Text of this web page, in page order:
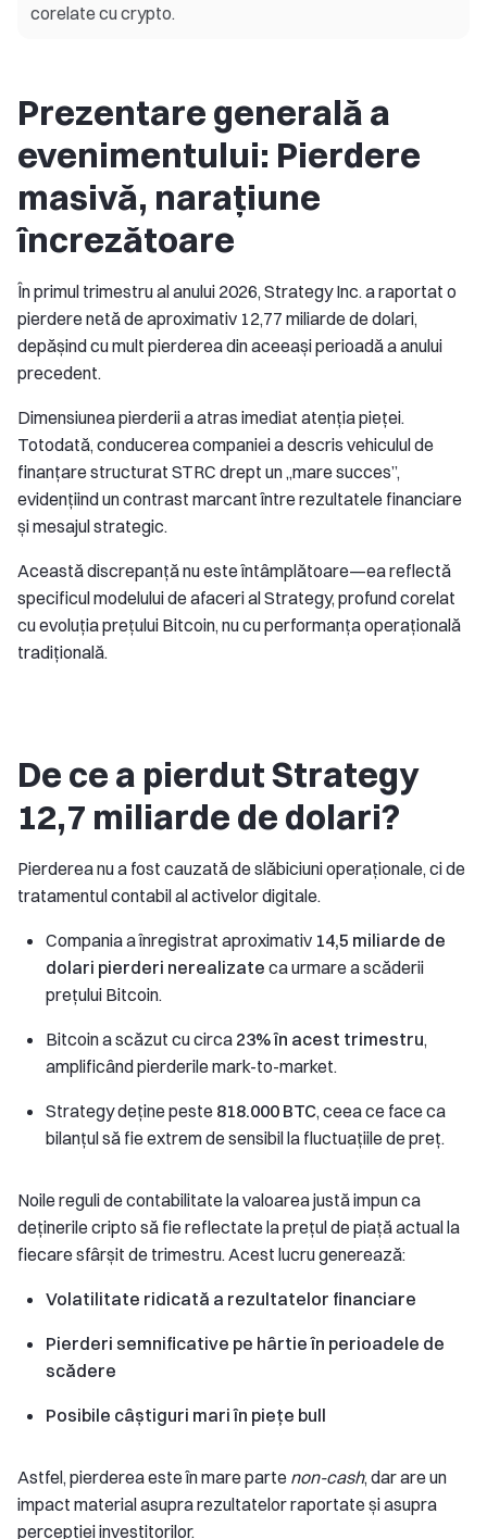
corelate cu crypto.
Prezentare generală a
evenimentului: Pierdere
masivă, narațiune
încrezătoare
În primul trimestru al anului 2026, Strategy Inc. a raportat o
pierdere netă de aproximativ 12,77 miliarde de dolari,
depășind cu mult pierderea din aceeași perioadă a anului
precedent.
Dimensiunea pierderii a atras imediat atenția pieței.
Totodată, conducerea companiei a descris vehiculul de
finanțare structurat STRC drept un „mare succes”,
evidențiind un contrast marcant între rezultatele financiare
și mesajul strategic.
Această discrepanță nu este întâmplătoare—ea reflectă
specificul modelului de afaceri al Strategy, profund corelat
cu evoluția prețului Bitcoin, nu cu performanța operațională
tradițională.
De ce a pierdut Strategy
12,7 miliarde de dolari?
Pierderea nu a fost cauzată de slăbiciuni operaționale, ci de
tratamentul contabil al activelor digitale.
Compania a înregistrat aproximativ 14,5 miliarde de
dolari pierderi nerealizate ca urmare a scăderii
prețului Bitcoin.
Bitcoin a scăzut cu circa 23% în acest trimestru,
amplificând pierderile mark-to-market.
Strategy deține peste 818.000 BTC, ceea ce face ca
bilanțul să fie extrem de sensibil la fluctuațiile de preț.
Noile reguli de contabilitate la valoarea justă impun ca
deținerile cripto să fie reflectate la prețul de piață actual la
fiecare sfârșit de trimestru. Acest lucru generează:
Volatilitate ridicată a rezultatelor financiare
Pierderi semnificative pe hârtie în perioadele de
scădere
Posibile câștiguri mari în piețe bull
Astfel, pierderea este în mare parte non-cash, dar are un
impact material asupra rezultatelor raportate și asupra
percepției investitorilor.